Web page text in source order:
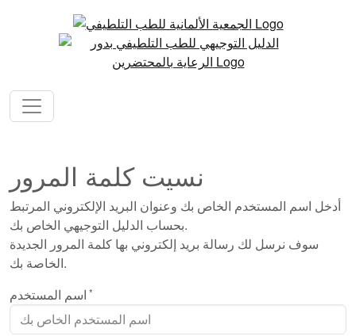
نسيت كلمة المرور
أدخل اسم المستخدم الخاص بك وعنوان البريد الإلكتروني المرتبط
بحساب الدليل التوجيهي الخاص بك.
سوف نرسل لك رسالة بريد إلكتروني بها كلمة المرور الجديدة
الخاصة بك.
اسم المستخدم